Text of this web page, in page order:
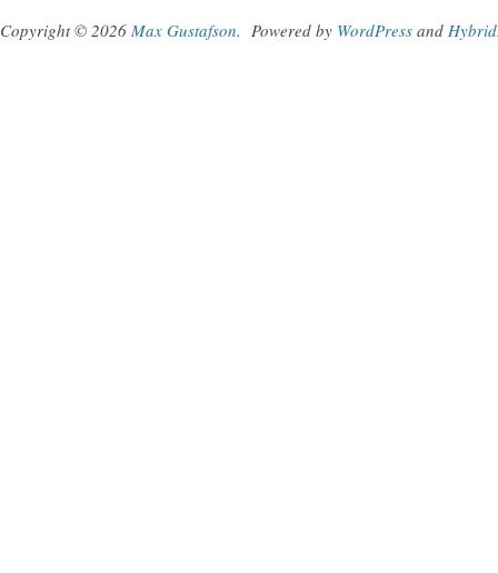
Copyright © 2026 Max Gustafson. Powered by WordPress and Hybrid